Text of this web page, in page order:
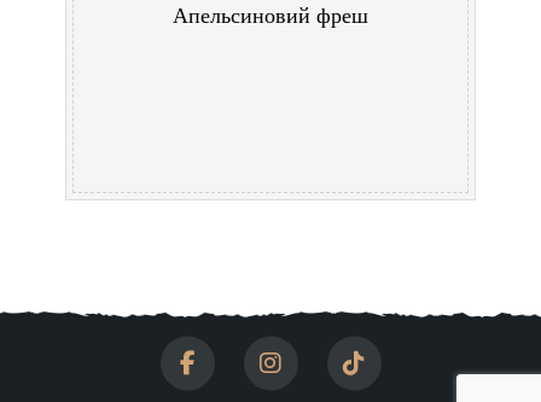
Апельсиновий фреш